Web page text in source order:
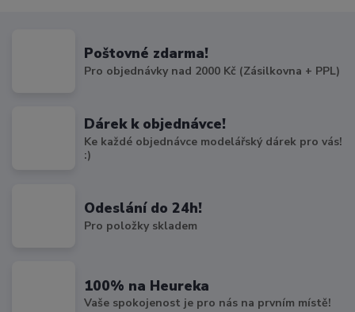
Poštovné zdarma!
Pro objednávky nad 2000 Kč (Zásilkovna + PPL)
Dárek k objednávce!
Ke každé objednávce modelářský dárek pro vás!
:)
Odeslání do 24h!
Pro položky skladem
100% na Heureka
Vaše spokojenost je pro nás na prvním místě!